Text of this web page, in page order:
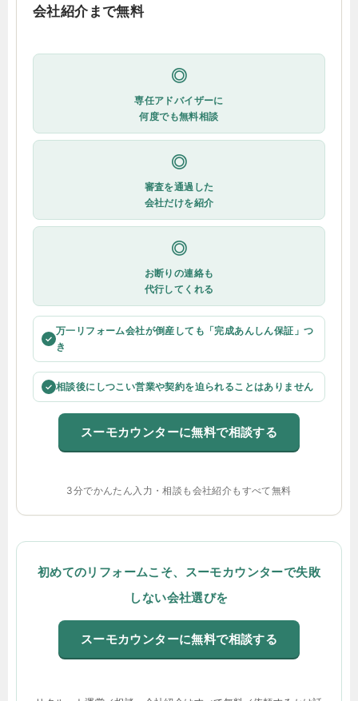
会社紹介まで無料
◎
専任アドバイザーに
何度でも無料相談
◎
審査を通過した
会社だけを紹介
◎
お断りの連絡も
代行してくれる
✓
万一リフォーム会社が倒産しても「完成あんしん保証」つ
き
✓ 相談後にしつこい営業や契約を迫られることはありません
スーモカウンターに無料で相談する
3分でかんたん入力・相談も会社紹介もすべて無料
初めてのリフォームこそ、スーモカウンターで失敗
しない会社選びを
スーモカウンターに無料で相談する